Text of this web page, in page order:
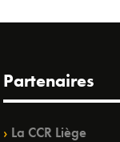
Partenaires
La CCR Liège